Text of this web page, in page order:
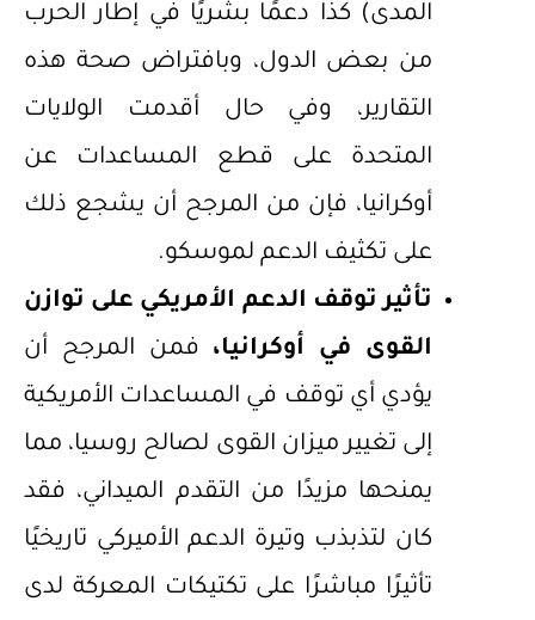
المدى) كذا دعمًا بشريًا في إطار الحرب
من بعض الدول، وبافتراض صحة هذه
التقارير، وفي حال أقدمت الولايات
المتحدة على قطع المساعدات عن
أوكرانيا، فإن من المرجح أن يشجع ذلك
على تكثيف الدعم لموسكو.
تأثير توقف الدعم الأمريكي على توازن
القوى في أوكرانيا، فمن المرجح أن
يؤدي أي توقف في المساعدات الأمريكية
إلى تغيير ميزان القوى لصالح روسيا، مما
يمنحها مزيدًا من التقدم الميداني، فقد
كان لتذبذب وتيرة الدعم الأميركي تاريخيًا
تأثيرًا مباشرًا على تكتيكات المعركة لدى